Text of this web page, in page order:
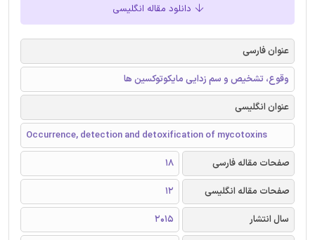
دانلود مقاله انگلیسی
عنوان فارسی
وقوع، تشخیص و سم زدایی مایکوتوکسین ها
عنوان انگلیسی
Occurrence, detection and detoxification of mycotoxins
صفحات مقاله فارسی
18
صفحات مقاله انگلیسی
12
سال انتشار
2015